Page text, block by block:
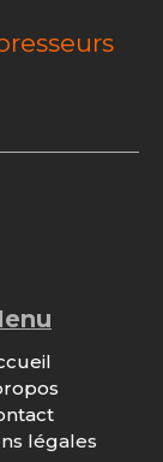
légales